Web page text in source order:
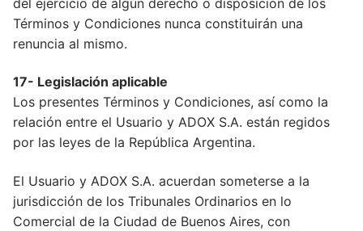
Términos y Condiciones nunca constituirán una
renuncia al mismo.
17- Legislación aplicable
Los presentes Términos y Condiciones, así como la
relación entre el Usuario y ADOX S.A. están regidos
por las leyes de la República Argentina.
El Usuario y ADOX S.A. acuerdan someterse a la
jurisdicción de los Tribunales Ordinarios en lo
Comercial de la Ciudad de Buenos Aires, con